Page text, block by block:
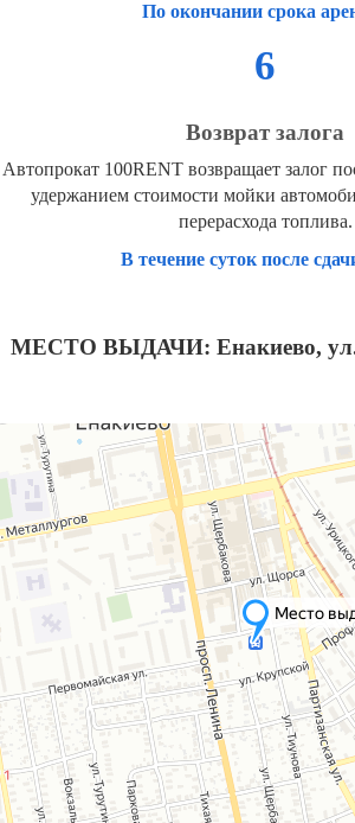
По окончании срока
6
Возврат залога
Автопрокат 100RENT возвращает залог
удержанием стоимости мойки
перерасхода топлива.
В течение суток после
МЕСТО ВЫДАЧИ: Енакиево, ул.